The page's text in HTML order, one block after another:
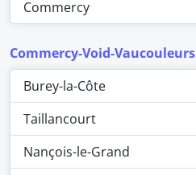
Commercy
Commercy-Void-Vaucouleurs
Burey-la-Côte
Taillancourt
Nançois-le-Grand